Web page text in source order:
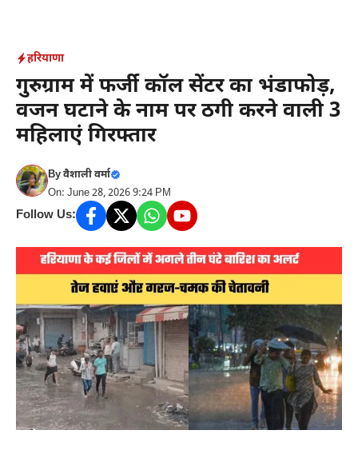
content
हरियाणा
गुरुग्राम में फर्जी कॉल सेंटर का भंडाफोड़,
वजन घटाने के नाम पर ठगी करने वाली 3
महिलाएं गिरफ्तार
Byवैशाली वर्मा
On: June 28, 2026 9:24 PM
Follow Us: